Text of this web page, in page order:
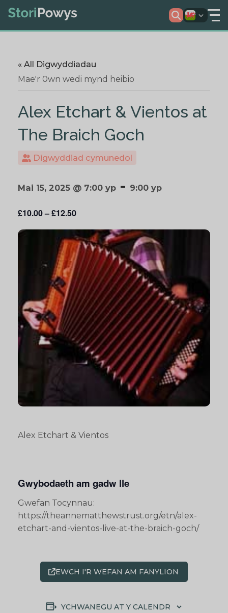
« All Digwyddiadau
Mae'r 0wn wedi mynd heibio
Alex Etchart & Vientos at
The Braich Goch
Digwyddiad cymunedol
Mai 15, 2025 @ 7:00 yp - 9:00 yp
£10.00 – £12.50
Alex Etchart & Vientos
Gwybodaeth am gadw lle
Gwefan Tocynnau:
https://theannematthewstrust.org/etn/alex-
etchart-and-vientos-live-at-the-braich-goch/
EWCH I'R WEFAN AM FANYLION
YCHWANEGU AT Y CALENDR